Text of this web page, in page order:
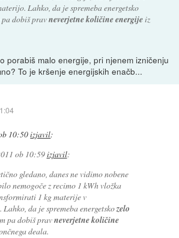
Lahko, da je spremeba energetsko
pa dobiš pravneverjetne količine energijeiz
porabiš malo energije, pri njenem izničenju
To je kršenje energijskih enačb...
10:50izjavil:
ob 10:59izjavil:
gledano, danes ne vidimo nobene
nemogoče z recimo 1 kWh vložka
1 kg materije v
da je spremeba energetskozelo
pa dobiš pravneverjetne količine
deala.